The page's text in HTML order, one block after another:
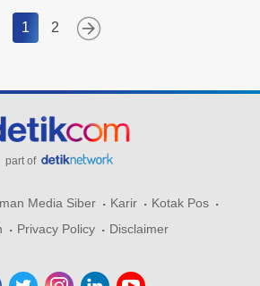
1 2
part of
Media Siber Karir
Kotak Pos
Privacy Policy Disclaimer